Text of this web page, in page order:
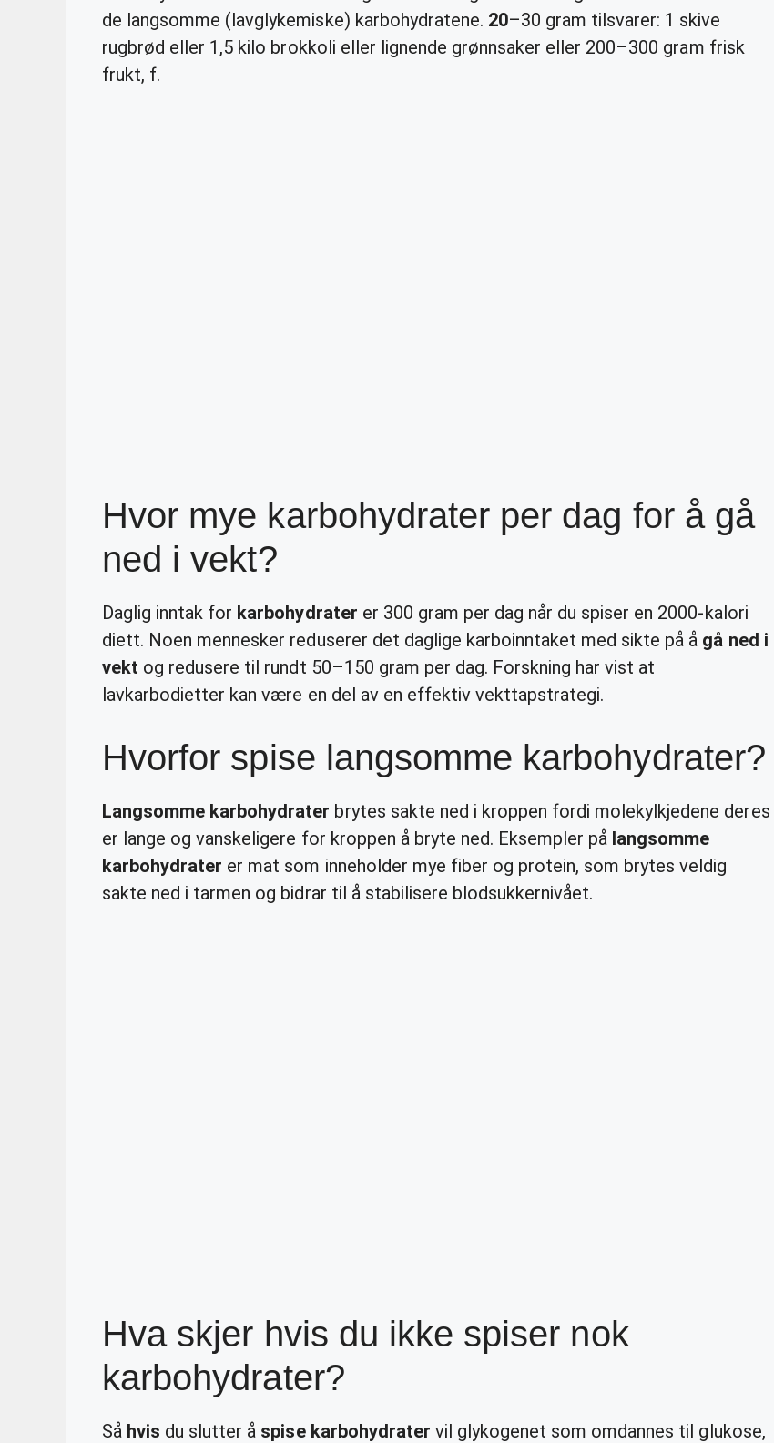
de langsomme (lavglykemiske) karbohydratene. 20–30 gram tilsvarer: 1 skive
rugbrød eller 1,5 kilo brokkoli eller lignende grønnsaker eller 200–300 gram frisk
frukt, f.
Hvor mye karbohydrater per dag for å gå
ned i vekt?
Daglig inntak for karbohydrater er 300 gram per dag når du spiser en 2000-kalori
diett. Noen mennesker reduserer det daglige karboinntaket med sikte på å gå ned i
vekt og redusere til rundt 50–150 gram per dag. Forskning har vist at
lavkarbodietter kan være en del av en effektiv vekttapstrategi.
Hvorfor spise langsomme karbohydrater?
Langsomme karbohydrater brytes sakte ned i kroppen fordi molekylkjedene deres
er lange og vanskeligere for kroppen å bryte ned. Eksempler på langsomme
karbohydrater er mat som inneholder mye fiber og protein, som brytes veldig
sakte ned i tarmen og bidrar til å stabilisere blodsukkernivået.
Hva skjer hvis du ikke spiser nok
karbohydrater?
Så hvis du slutter å spise karbohydrater vil glykogenet som omdannes til glukose,